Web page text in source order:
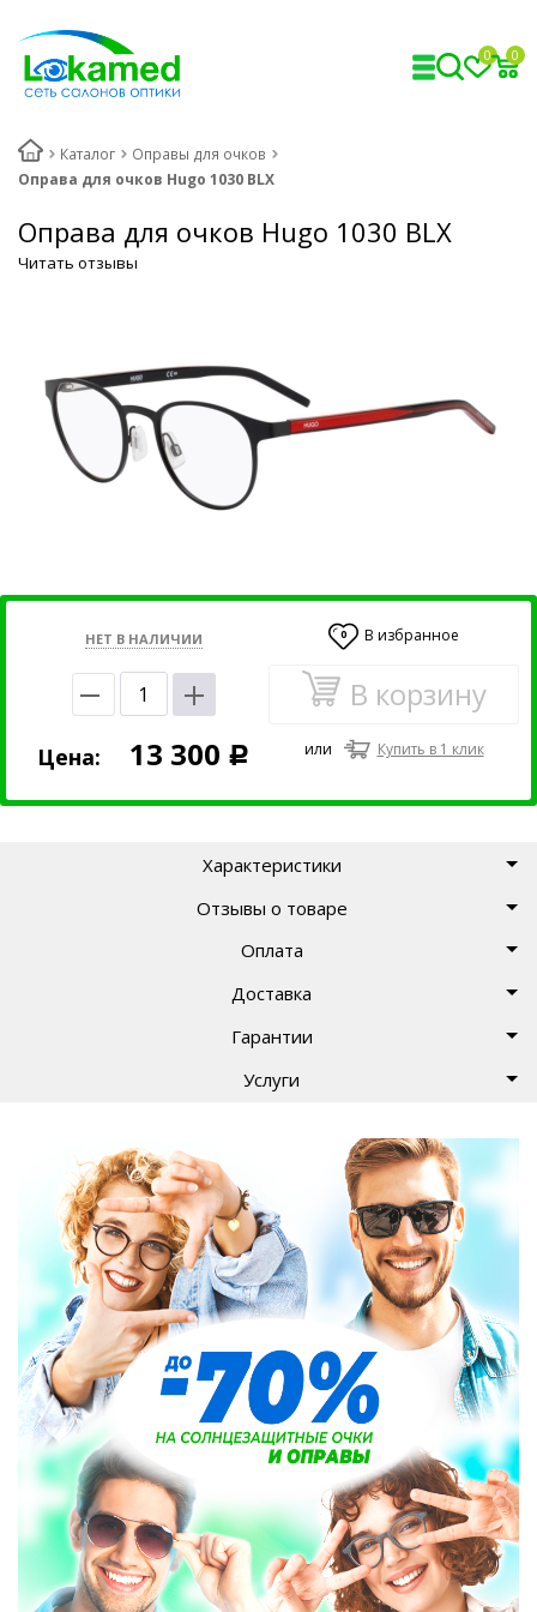
0 0
Каталог
Оправы для очков
Оправа для очков Hugo 1030 BLX
Оправа для очков Hugo 1030 BLX
Читать отзывы
НЕТ В НАЛИЧИИ
Цена: 13 300 Р
0 В избранное
В корзину
или Купить в 1 клик
Характеристики
Отзывы о товаре
Оплата
Доставка
Гарантии
Услуги